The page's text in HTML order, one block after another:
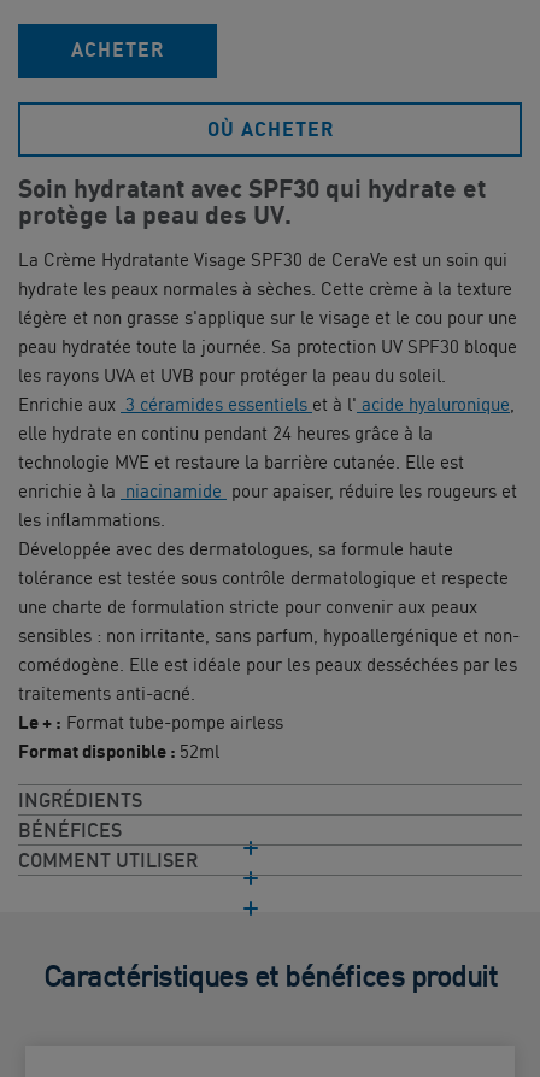
Soin hydratant avec SPF30 qui hydrate et
protège la peau des UV.
La Crème Hydratante Visage SPF30 de CeraVe est un soin qui
hydrate les peaux normales à sèches. Cette crème à la texture
légère et non grasse s'applique sur le visage et le cou pour une
peau hydratée toute la journée. Sa protection UV SPF30 bloque
les rayons UVA et UVB pour protéger la peau du soleil.
Enrichie aux 3 céramides essentiels et à l' acide hyaluronique,
elle hydrate en continu pendant 24 heures grâce à la
technologie MVE et restaure la barrière cutanée. Elle est
enrichie à la niacinamide pour apaiser, réduire les rougeurs et
les inflammations.
Développée avec des dermatologues, sa formule haute
tolérance est testée sous contrôle dermatologique et respecte
une charte de formulation stricte pour convenir aux peaux
sensibles : non irritante, sans parfum, hypoallergénique et non-
comédogène. Elle est idéale pour les peaux desséchées par les
traitements anti-acné.
Le + : Format tube-pompe airless
Format disponible : 52ml
ACHETER
OÙ ACHETER
INGRÉDIENTS
BÉNÉFICES
COMMENT UTILISER
Caractéristiques et bénéfices produit